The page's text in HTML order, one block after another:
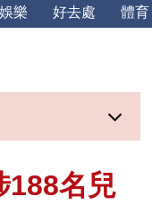
娛樂 好去處 體育
188名兒